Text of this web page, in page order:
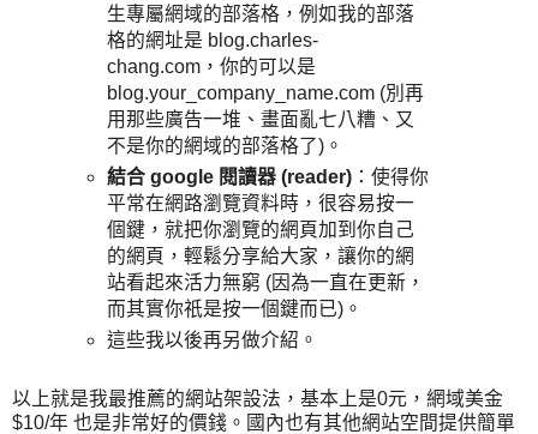
生專屬網域的部落格，例如我的部落
格的網址是 blog.charles-
chang.com，你的可以是
blog.your_company_name.com (別再
用那些廣告一堆、畫面亂七八糟、又
不是你的網域的部落格了)。
結合 google 閱讀器 (reader) ：使得你
平常在網路瀏覽資料時，很容易按一
個鍵，就把你瀏覽的網頁加到你自己
的網頁，輕鬆分享給大家，讓你的網
站看起來活力無窮 (因為一直在更新，
而其實你祇是按一個鍵而已)。
這些我以後再另做介紹。
以上就是我最推薦的網站架設法，基本上是0元，網域美金
$10/年 也是非常好的價錢。國內也有其他網站空間提供簡單